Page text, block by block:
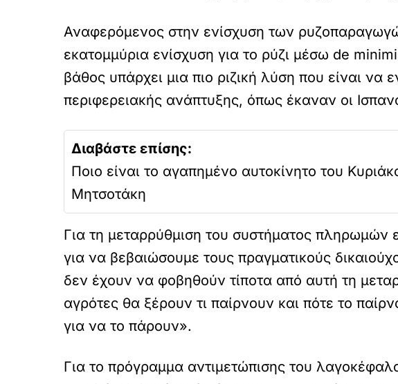
Αναφερόμενος στην ενίσχυση των
εκατομμύρια ενίσχυση για το ρύζι μέσω de
βάθος υπάρχει μια πιο ριζική λύση που είναι
περιφερειακής ανάπτυξης, όπως έκαναν οι
Διαβάστε επίσης:
Ποιο είναι το αγαπημένο αυτοκίνητο του
Μητσοτάκη
Για τη μεταρρύθμιση του συστήματος πληρωμών
για να βεβαιώσουμε τους πραγματικούς
δεν έχουν να φοβηθούν τίποτα από αυτή τη
αγρότες θα ξέρουν τι παίρνουν και πότε το
για να το πάρουν».
Για το πρόγραμμα αντιμετώπισης του